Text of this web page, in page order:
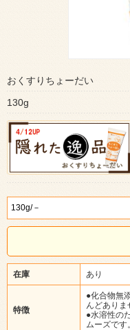
おくすりちょーだい
130g
在庫 あり
特徴
●化合物無
んどありま
●水溶性の
ムーズです。